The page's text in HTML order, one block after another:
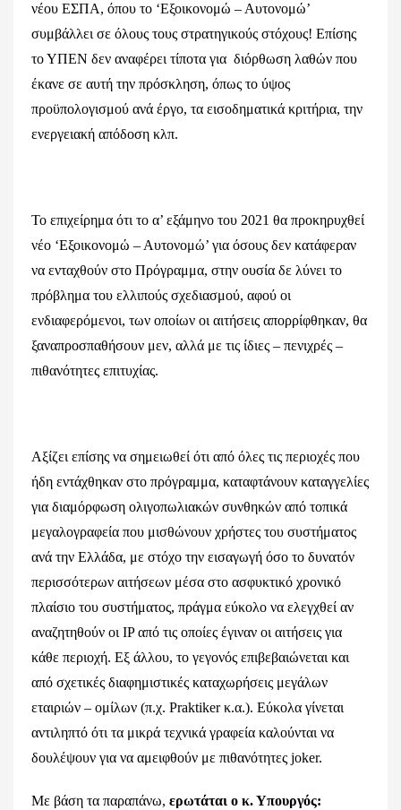
νέου ΕΣΠΑ, όπου το ‘Εξοικονομώ – Αυτονομώ’
συμβάλλει σε όλους τους στρατηγικούς στόχους! Επίσης
το ΥΠΕΝ δεν αναφέρει τίποτα για διόρθωση λαθών που
έκανε σε αυτή την πρόσκληση, όπως το ύψος
προϋπολογισμού ανά έργο, τα εισοδηματικά κριτήρια, την
ενεργειακή απόδοση κλπ.
Το επιχείρημα ότι το α’ εξάμηνο του 2021 θα προκηρυχθεί
νέο ‘Εξοικονομώ – Αυτονομώ’ για όσους δεν κατάφεραν
να ενταχθούν στο Πρόγραμμα, στην ουσία δε λύνει το
πρόβλημα του ελλιπούς σχεδιασμού, αφού οι
ενδιαφερόμενοι, των οποίων οι αιτήσεις απορρίφθηκαν, θα
ξαναπροσπαθήσουν μεν, αλλά με τις ίδιες – πενιχρές –
πιθανότητες επιτυχίας.
Αξίζει επίσης να σημειωθεί ότι από όλες τις περιοχές που
ήδη εντάχθηκαν στο πρόγραμμα, καταφτάνουν καταγγελίες
για διαμόρφωση ολιγοπωλιακών συνθηκών από τοπικά
μεγαλογραφεία που μισθώνουν χρήστες του συστήματος
ανά την Ελλάδα, με στόχο την εισαγωγή όσο το δυνατόν
περισσότερων αιτήσεων μέσα στο ασφυκτικό χρονικό
πλαίσιο του συστήματος, πράγμα εύκολο να ελεγχθεί αν
αναζητηθούν οι IP από τις οποίες έγιναν οι αιτήσεις για
κάθε περιοχή. Εξ άλλου, το γεγονός επιβεβαιώνεται και
από σχετικές διαφημιστικές καταχωρήσεις μεγάλων
εταιριών – ομίλων (π.χ. Praktiker κ.α.). Εύκολα γίνεται
αντιληπτό ότι τα μικρά τεχνικά γραφεία καλούνται να
δουλέψουν για να αμειφθούν με πιθανότητες joker.
Με βάση τα παραπάνω, ερωτάται ο κ. Υπουργός: